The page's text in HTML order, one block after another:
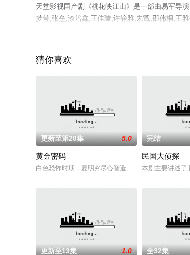
天堂影视国产剧《桃花映江山》是一部由易军导
梦莹,张垒,漆培鑫,王佳璇,许静雅,朱戬,邵伟桐,王
剧全集就上天堂电影网，热播电视剧提前免费观
猜你喜欢
更新至第28集 5.0
黄金密码
白色恐怖时期，夏明穷尽心智造就了周剑雄与魏天怡
完结
民国大侦探
本剧主要讲述了
更新至13集 1.0 全32集